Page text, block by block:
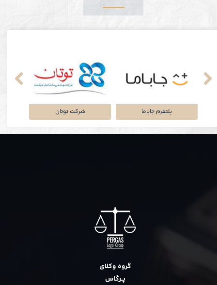
شرکت توتان پلتفرم جاباما
گروه وکلای
پــرگاس